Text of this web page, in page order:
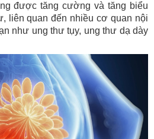
được tăng cường và tăng biểu
liên quan đến nhiều cơ quan nội
như ung thư tụy, ung thư dạ dày